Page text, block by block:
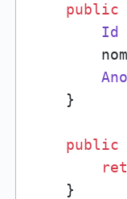
public
Id
    }
public
    }